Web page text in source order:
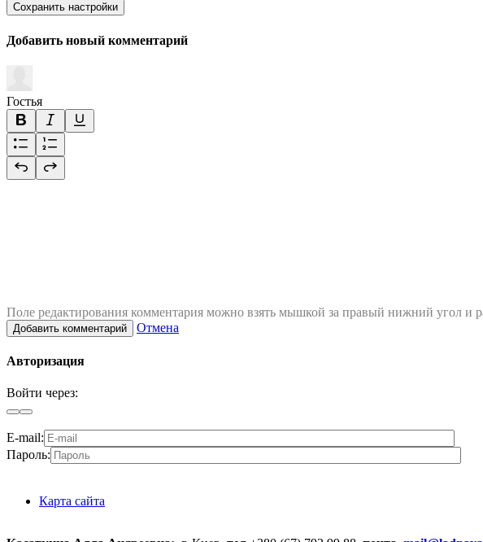
Сохранить настройки
Добавить новый комментарий
Гостья
Поле редактирования комментария можно взять мышкой за правый нижний угол и
Добавить комментарий Отмена
Авторизация
Войти через:
E-mail:
Пароль:
Карта сайта